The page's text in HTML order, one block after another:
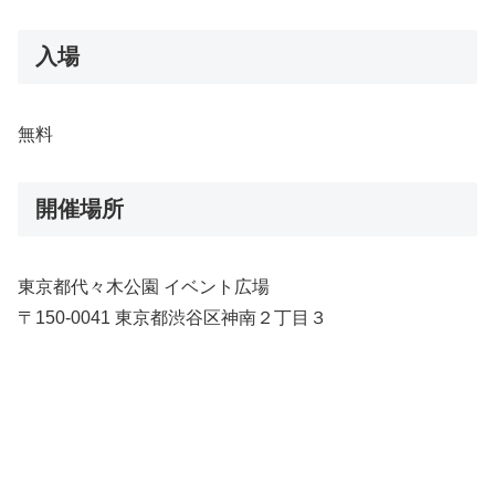
入場
無料
開催場所
東京都代々木公園 イベント広場
〒150-0041 東京都渋谷区神南２丁目３